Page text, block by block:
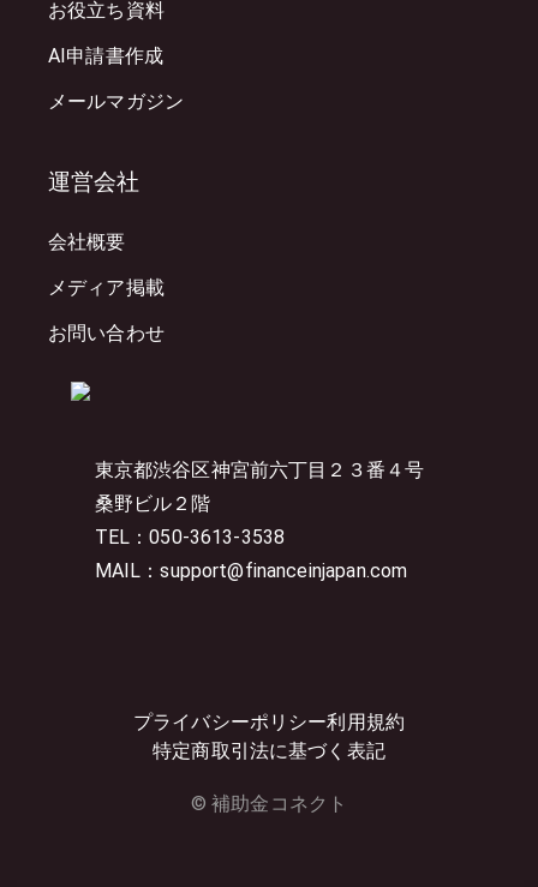
東京都渋谷区神宮前六丁目２３番４号
桑野ビル２階
TEL：050-3613-3538
MAIL：support@financeinjapan.com
プライバシーポリシー利用規約
特定商取引法に基づく表記
© 補助金コネクト
お役立ち資料
AI申請書作成
メールマガジン
運営会社
会社概要
メディア掲載
お問い合わせ